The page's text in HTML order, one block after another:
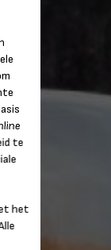
te
het